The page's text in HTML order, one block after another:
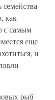
как
с самым
еще
и
рыб